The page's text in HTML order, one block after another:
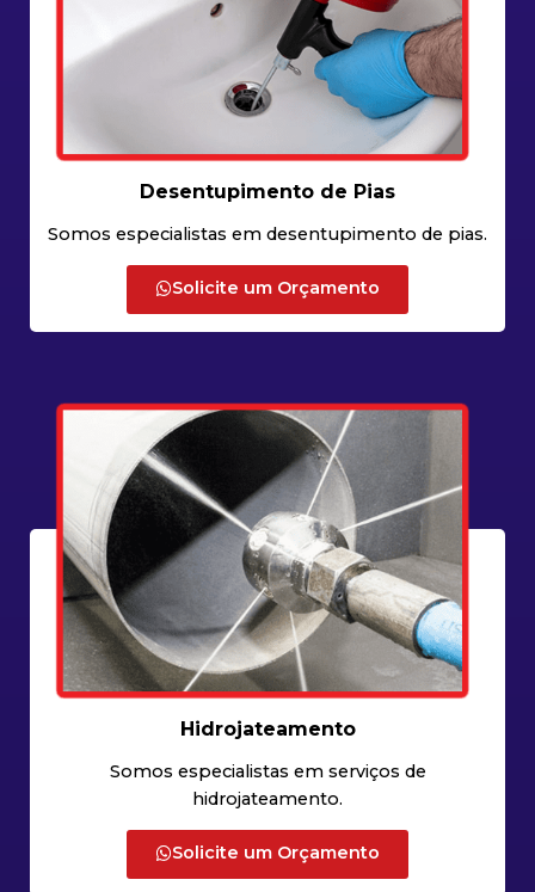
Desentupimento de Pias
Somos especialistas em desentupimento de pias.
Solicite um Orçamento
Hidrojateamento
Somos especialistas em serviços de
hidrojateamento.
Solicite um Orçamento